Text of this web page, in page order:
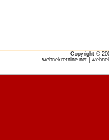
Copyright ©
webnekretnine.net |